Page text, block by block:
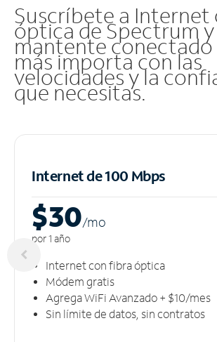
Suscríbete a Internet
óptica de Spectrum y
mantente conectado
más importa con las
velocidades y la
que necesitas.
Internet de 100 Mbps
$30/mo
por 1 año
Internet con fibra óptica
Módem gratis
Agrega WiFi Avanzado + $10/mes
Sin límite de datos, sin contratos